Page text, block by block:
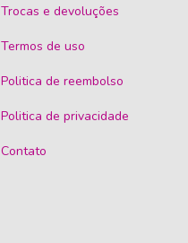
Trocas e devoluções
Termos de uso
Politica de reembolso
Politica de privacidade
Contato